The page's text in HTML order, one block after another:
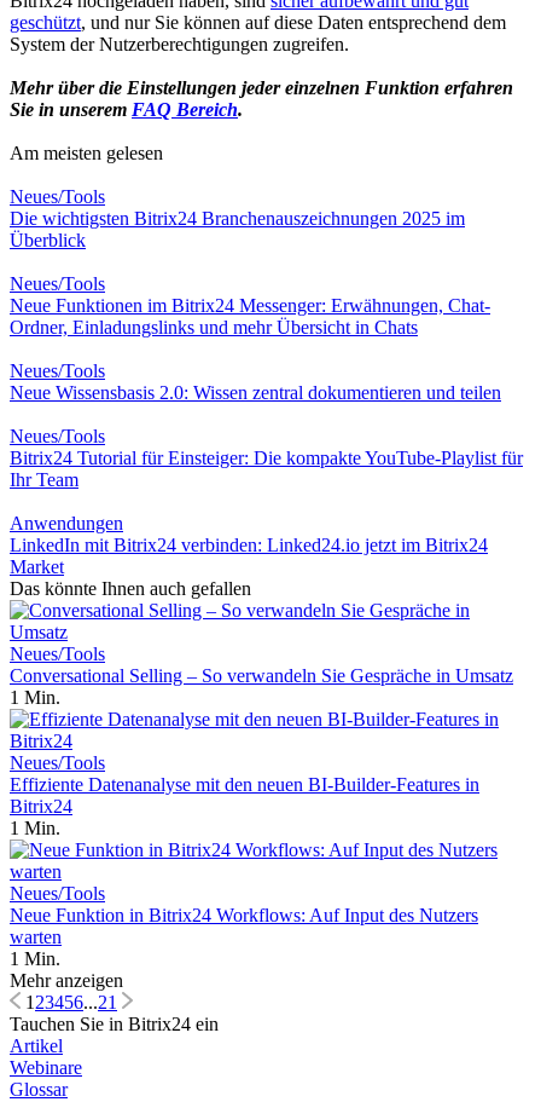
geschützt, und nur Sie können auf diese Daten entsprechend dem
System der Nutzerberechtigungen zugreifen.
Mehr über die Einstellungen jeder einzelnen Funktion erfahren
Sie in unserem FAQ Bereich.
Am meisten gelesen
Neues/Tools
Die wichtigsten Bitrix24 Branchenauszeichnungen 2025 im
Überblick
Neues/Tools
Neue Funktionen im Bitrix24 Messenger: Erwähnungen, Chat-
Ordner, Einladungslinks und mehr Übersicht in Chats
Neues/Tools
Neue Wissensbasis 2.0: Wissen zentral dokumentieren und teilen
Neues/Tools
Bitrix24 Tutorial für Einsteiger: Die kompakte YouTube-Playlist für
Ihr Team
Anwendungen
LinkedIn mit Bitrix24 verbinden: Linked24.io jetzt im Bitrix24
Market
Das könnte Ihnen auch gefallen
Neues/Tools
Conversational Selling – So verwandeln Sie Gespräche in Umsatz
1 Min.
Neues/Tools
Effiziente Datenanalyse mit den neuen BI-Builder-Features in
Bitrix24
1 Min.
Neues/Tools
Neue Funktion in Bitrix24 Workflows: Auf Input des Nutzers
warten
1 Min.
Mehr anzeigen
123456...21
Tauchen Sie in Bitrix24 ein
Artikel
Webinare
Glossar